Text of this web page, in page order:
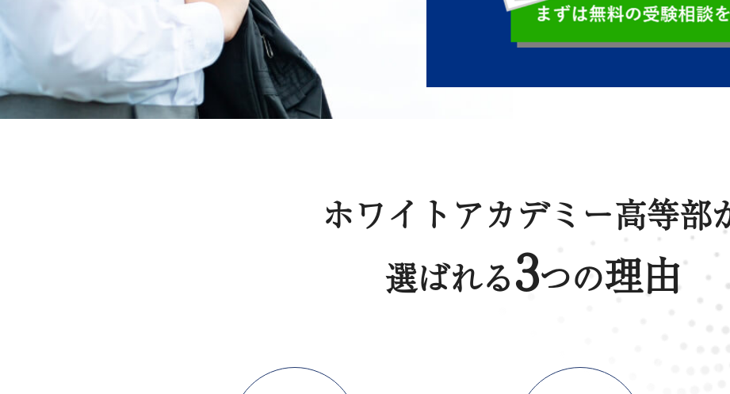
ホワイトアカデミー高等部
選ばれる3つの理由